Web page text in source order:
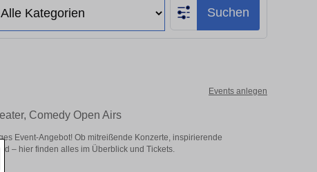
Suchen
Events anlegen
Comedy Open Airs
Event-Angebot! Ob mitreißende Konzerte, inspirierende
– hier finden alles im Überblick und Tickets.